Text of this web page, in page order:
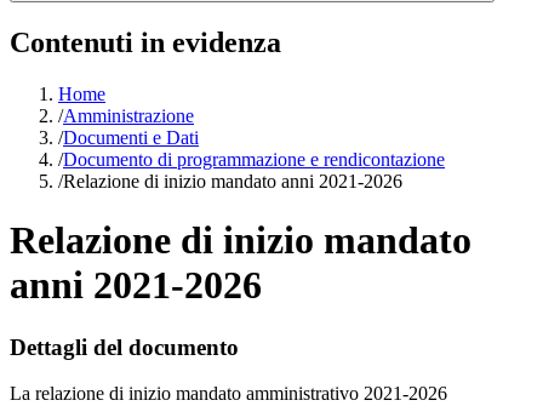
Contenuti in evidenza
Home
/Amministrazione
/Documenti e Dati
/Documento di programmazione e rendicontazione
/Relazione di inizio mandato anni 2021-2026
Relazione di inizio mandato
anni 2021-2026
Dettagli del documento
La relazione di inizio mandato amministrativo 2021-2026